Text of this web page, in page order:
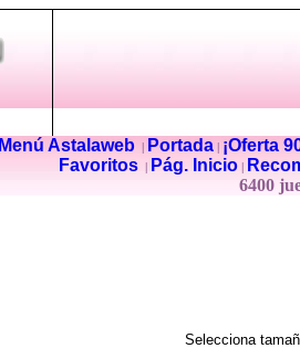
Menú Astalaweb| Portada| ¡Oferta
Favoritos
Pág. Inicio
6400
Selecciona